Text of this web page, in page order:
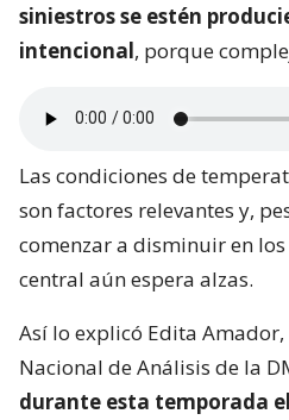
siniestros se estén
intencional, porque
Las condiciones de
son factores relevantes y,
comenzar a disminuir en
central aún espera alzas.
Así lo explicó Edita
Nacional de Análisis de la
durante esta temporada